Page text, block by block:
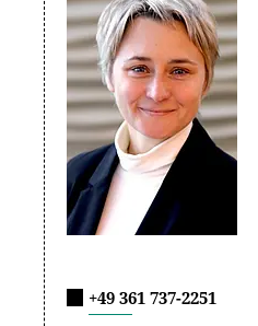
+49 361 737-2251